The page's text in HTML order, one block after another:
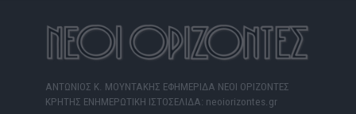
ΑΝΤΩΝΙΟΣ Κ. ΜΟΥΝΤΑΚΗΣ ΕΦΗΜΕΡΙΔΑ ΝΕΟΙ ΟΡΙΖΟΝΤΕΣ
ΚΡΗΤΗΣ ΕΝΗΜΕΡΩΤΙΚΗ ΙΣΤΟΣΕΛΙΔΑ: neoiorizontes.gr